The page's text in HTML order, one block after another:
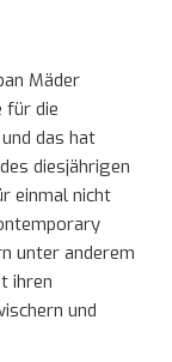
Mäder
für die
das hat
diesjährigen
einmal nicht
unter anderem
ihren
und